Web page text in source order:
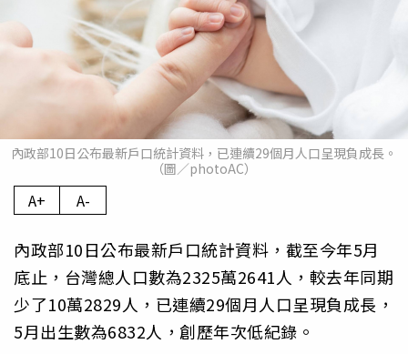
內政部10日公布最新戶口統計資料，已連續29個月人口呈現負成長。
（圖／photoAC）
A+ A-
內政部10日公布最新戶口統計資料，截至今年5月
底止，台灣總人口數為2325萬2641人，較去年同期
少了10萬2829人，已連續29個月人口呈現負成長，
5月出生數為6832人，創歷年次低紀錄。